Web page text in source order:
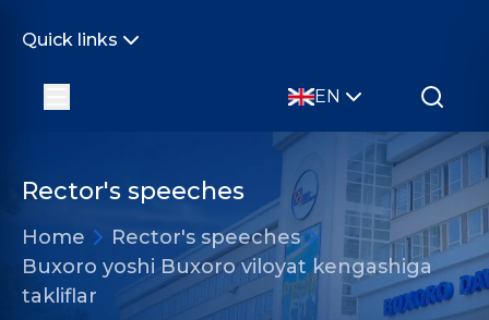
Quick links
EN
Rector's speeches
Home
Rector's speeches
Buxoro yoshi Buxoro viloyat kengashiga
takliflar